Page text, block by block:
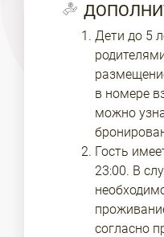
Дети до 5
в номере
можно
Гость
23:00. В
согласно